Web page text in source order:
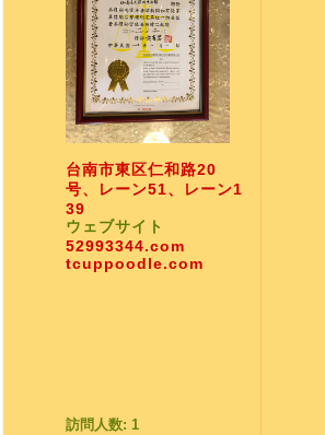
台南市東区仁和路20
号、レーン51、レーン1
39
ウェブサイト
52993344.com
tcuppoodle.com
訪問人数: 1